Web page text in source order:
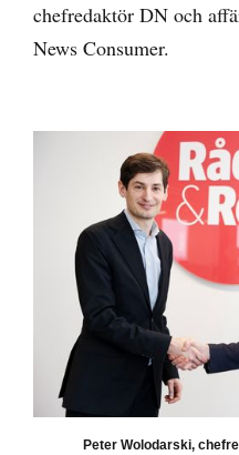
chefredaktör DN och
News Consumer.
Peter Wolodarski,